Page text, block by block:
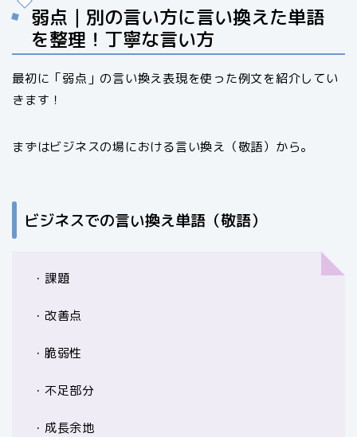
弱点｜別の言い方に言い換えた単語
を整理！丁寧な言い方
最初に「弱点」の言い換え表現を使った例文を紹介してい
きます！
まずはビジネスの場における言い換え（敬語）から。
ビジネスでの言い換え単語（敬語）
・課題
・改善点
・脆弱性
・不足部分
・成長余地